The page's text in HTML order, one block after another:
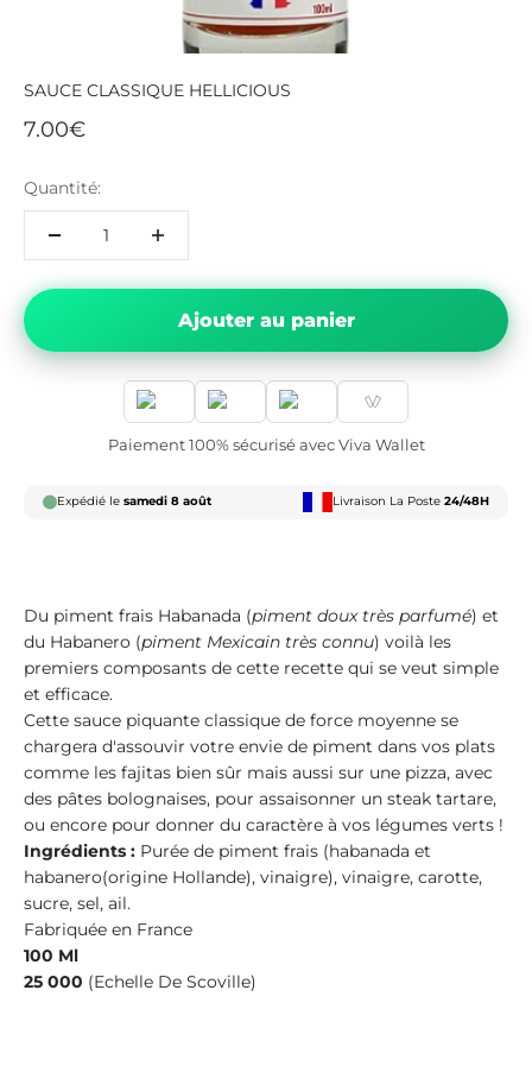
SAUCE CLASSIQUE HELLICIOUS
Prix de vente
7.00€
Quantité:
Ajouter au panier
Paiement 100% sécurisé avec Viva Wallet
Expédié le samedi 8 août Livraison La Poste 24/48H
Du piment frais Habanada (piment doux très parfumé) et
du Habanero (piment Mexicain très connu) voilà les
premiers composants de cette recette qui se veut simple
et efficace.
Cette sauce piquante classique de force moyenne se
chargera d'assouvir votre envie de piment dans vos plats
comme les fajitas bien sûr mais aussi sur une pizza, avec
des pâtes bolognaises, pour assaisonner un steak tartare,
ou encore pour donner du caractère à vos légumes verts !
Ingrédients : Purée de piment frais (habanada et
habanero(origine Hollande), vinaigre), vinaigre, carotte,
sucre, sel, ail.
Fabriquée en France
100 Ml
25 000 (Echelle De Scoville)